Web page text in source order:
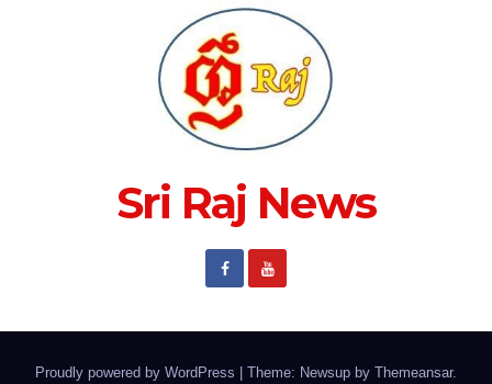
Sri Raj News
Proudly powered by WordPress Theme: Newsup by Themeansar.